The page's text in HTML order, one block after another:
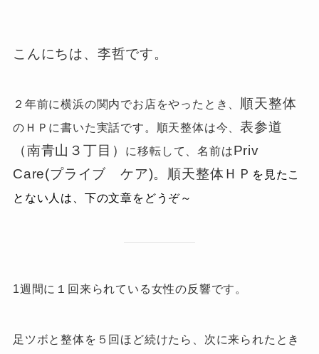
こんにちは、李哲です。
２年前に横浜の関内でお店をやったとき、 順天整体
のＨＰに書いた実話です。順天整体は今、表参道
（南青山３丁目）
に移転して、名前はPriv
Care(プライブ ケア)。順天整体ＨＰ を見たこ
とない人は、 下の文章をどうぞ～
1週間に１回来られている女性の反響です。
足ツボと整体を５回ほど続けたら、次に来られたとき